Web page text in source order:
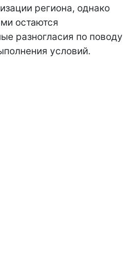
региона, однако
остаются
разногласия по поводу
условий.